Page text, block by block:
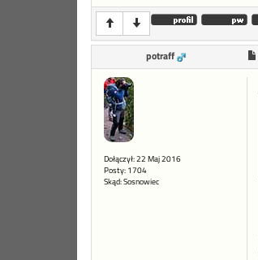
potraff
Dołączył: 22 Maj 2016
Posty: 1704
Skąd: Sosnowiec